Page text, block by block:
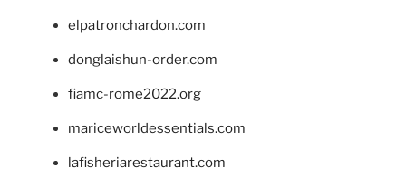
elpatronchardon.com
donglaishun-order.com
fiamc-rome2022.org
mariceworldessentials.com
lafisheriarestaurant.com